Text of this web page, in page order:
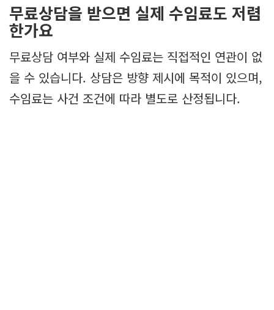
무료상담을 받으면 실제 수임료도 저렴
한가요
무료상담 여부와 실제 수임료는 직접적인 연관이 없
을 수 있습니다. 상담은 방향 제시에 목적이 있으며,
수임료는 사건 조건에 따라 별도로 산정됩니다.